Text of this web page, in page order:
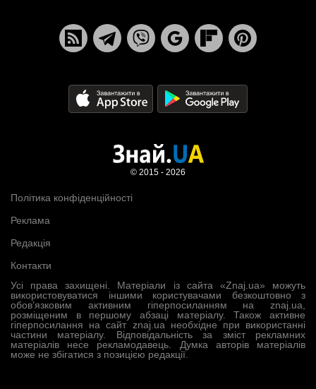
Усі права захищені. Матеріали із сайта «Znaj.ua» можуть
використовуватися іншими користувачами безкоштовно з
обов’язковим активним гіперпосиланням на znaj.ua,
розміщеним в першому абзаці матеріалу. Також активне
гіперпосилання на сайт znaj.ua необхідне при використанні
частини матеріалу. Відповідальність за зміст рекламних
матеріалів несе рекламодавець. Думка авторів матеріалів
може не збігатися з позицією редакції.
Політика конфіденційності
Реклама
Редакція
Контакти
© 2015 - 2026